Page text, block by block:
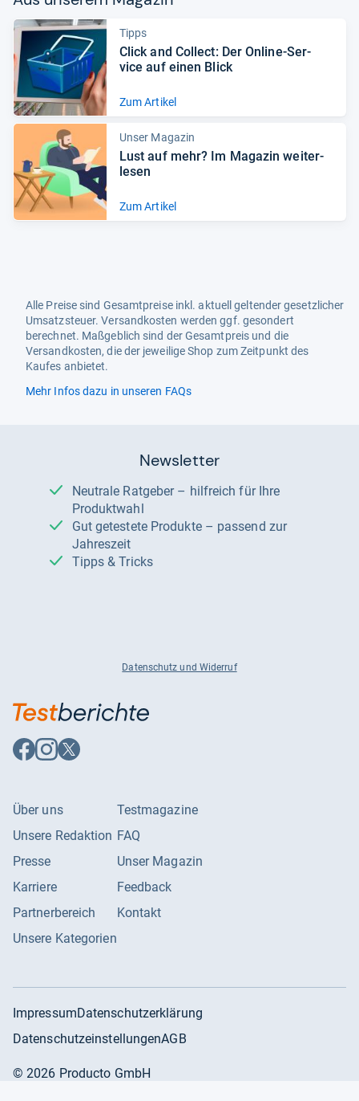
Tipps
Click and Col­lect: Der Online-​Ser­
vice auf einen Blick
Zum Artikel
Unser Magazin
Lust auf mehr? Im Maga­zin wei­ter­
le­sen
Zum Artikel
Alle Preise sind Gesamtpreise inkl. aktuell geltender gesetzlicher
Umsatzsteuer. Versandkosten werden ggf. gesondert
berechnet. Maßgeblich sind der Gesamtpreis und die
Versandkosten, die der jeweilige Shop zum Zeitpunkt des
Kaufes anbietet.
Mehr Infos dazu in unseren FAQs
Newsletter
Neutrale Ratgeber – hilfreich für Ihre
Produktwahl
Gut getestete Produkte – passend zur
Jahreszeit
Tipps & Tricks
Datenschutz und Widerruf
Auf
Facebook
Auf
Instagram
Auf
X
Über uns
Unsere Redaktion
Presse
Karriere
Partnerbereich
Unsere Kategorien
Testmagazine
FAQ
Unser Magazin
Feedback
Kontakt
ImpressumDatenschutzerklärung
DatenschutzeinstellungenAGB
©2026 Producto GmbH